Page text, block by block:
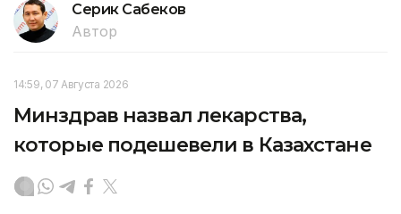
Серик Сабеков
Автор
14:59, 07 Августа 2026
Минздрав назвал лекарства,
которые подешевели в Казахстане